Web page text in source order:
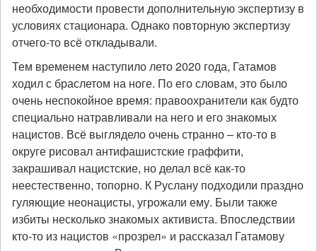
необходимости провести дополнительную экспертизу в
условиях стационара. Однако повторную экспертизу
отчего-то всё откладывали.
Тем временем наступило лето 2020 года, Гатамов
ходил с браслетом на ноге. По его словам, это было
очень неспокойное время: правоохранители как будто
специально натравливали на него и его знакомых
нацистов. Всё выглядело очень странно – кто-то в
округе рисовал антифашистские граффити,
закрашивал нацистские, но делал всё как-то
неестественно, топорно. К Руслану подходили праздно
гуляющие неонацисты, угрожали ему. Были также
избиты несколько знакомых активиста. Впоследствии
кто-то из нацистов «прозрел» и рассказал Гатамову